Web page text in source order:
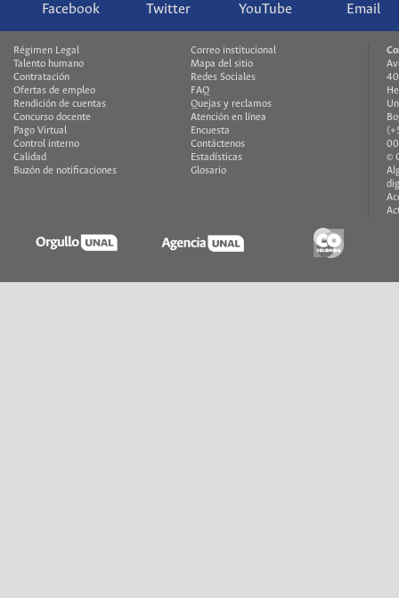
Facebook Twitter YouTube Email
Régimen Legal
Talento humano
Contratación
Ofertas de empleo
Rendición de cuentas
Concurso docente
Pago Virtual
Control interno
Calidad
Buzón de notificaciones
Correo institucional
Mapa del sitio
Redes Sociales
FAQ
Quejas y reclamos
Atención en línea
Encuesta
Contáctenos
Estadísticas
Glosario
©